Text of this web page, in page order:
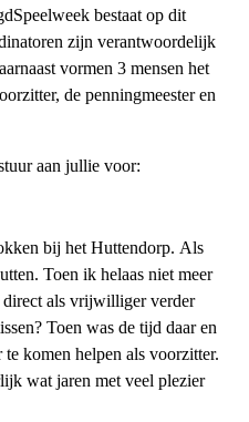
bestaat op dit
zijn verantwoordelijk
vormen 3 mensen het
de penningmeester en
aan jullie voor:
bij het Huttendorp. Als
Toen ik helaas niet meer
als vrijwilliger verder
Toen was de tijd daar en
komen helpen als voorzitter.
wat jaren met veel plezier